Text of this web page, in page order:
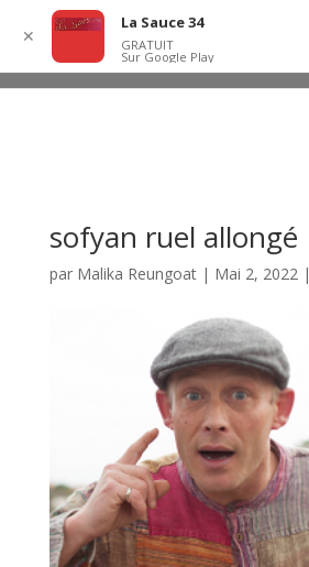
sofyan ruel allongé
par Malika Reungoat| Mai 2, 2022|
✕
La Sauce 34
GRATUIT
Sur Google Play